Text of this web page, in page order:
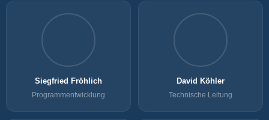
Siegfried Fröhlich
Programmentwicklung
David Köhler
Technische Leitung